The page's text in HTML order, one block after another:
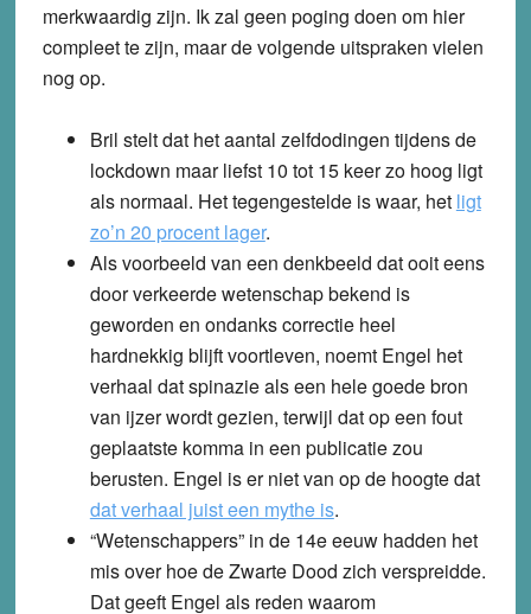
merkwaardig zijn. Ik zal geen poging doen om hier
compleet te zijn, maar de volgende uitspraken vielen
nog op.
Bril stelt dat het aantal zelfdodingen tijdens de
lockdown maar liefst 10 tot 15 keer zo hoog ligt
als normaal. Het tegengestelde is waar, het ligt
zo’n 20 procent lager.
Als voorbeeld van een denkbeeld dat ooit eens
door verkeerde wetenschap bekend is
geworden en ondanks correctie heel
hardnekkig blijft voortleven, noemt Engel het
verhaal dat spinazie als een hele goede bron
van ijzer wordt gezien, terwijl dat op een fout
geplaatste komma in een publicatie zou
berusten. Engel is er niet van op de hoogte dat
dat verhaal juist een mythe is.
“Wetenschappers” in de 14e eeuw hadden het
mis over hoe de Zwarte Dood zich verspreidde.
Dat geeft Engel als reden waarom